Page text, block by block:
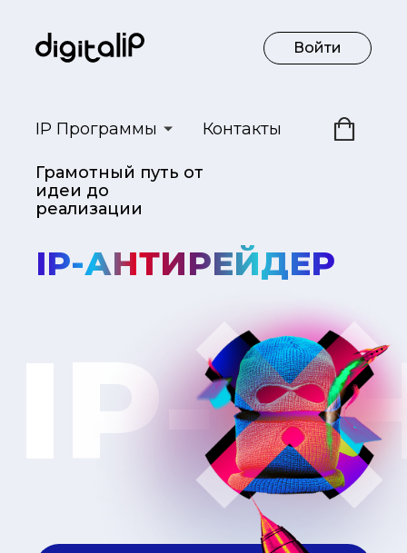
IP Программы Контакты
Войти
Грамотный путь от
идеи до
реализации
IP-АНТИРЕЙДЕР